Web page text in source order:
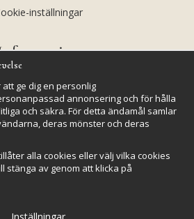
inställningar
Kalendarium
Nyheter
och fairtrade
& Ladda kristaller
ge dig en personlig
annonsering och för hålla
och säkra. För detta ändamål samlar
deras mönster och deras
alla cookies eller välj vilka cookies
stänga av genom att klicka på